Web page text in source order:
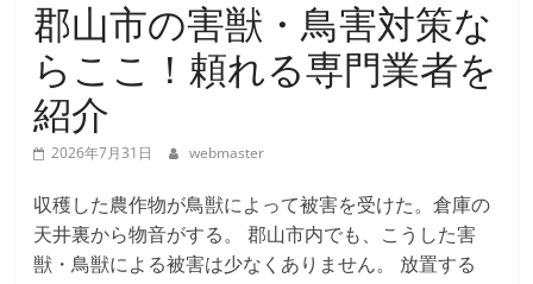
まとめ
郡山市の害獣・鳥害対策な
らここ！頼れる専門業者を
紹介
収穫した農作物が鳥獣によって被害を受けた。倉庫の
天井裏から物音がする。 郡山市内でも、こうした害